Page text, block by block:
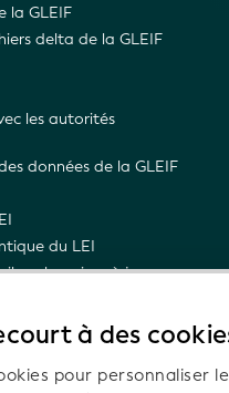
à des
pour personnaliser
la GLEIF
delta de la GLEIF
les autorités
données de la GLEIF
du LEI
sur les mises à jour